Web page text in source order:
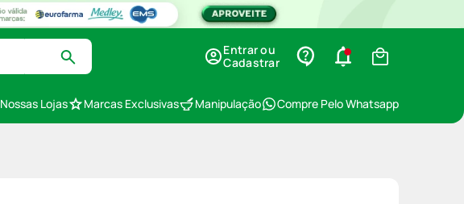
Entrar ou
Cadastrar
Nossas Lojas Marcas Exclusivas Manipulação Compre Pelo Whatsapp